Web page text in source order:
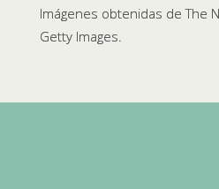
Imágenes obtenidas de The
Getty Images.